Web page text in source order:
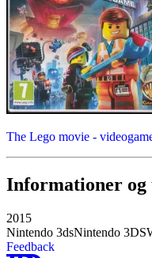
The Lego movie -
Informationer og
2015
Nintendo 3dsNintendo 3DS
Feedback